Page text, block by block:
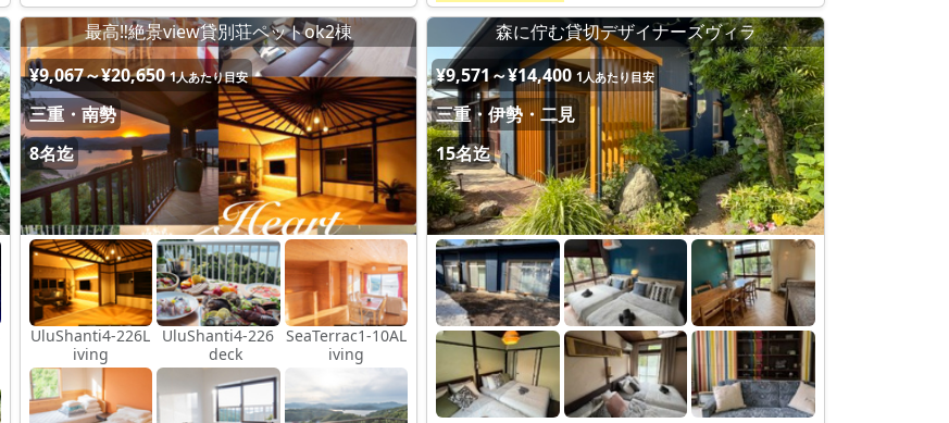
最高‼︎絶景view貸別荘ペットok2棟
¥9,067～¥20,650 1人あたり目安
三重・南勢
8名迄
UluShanti4-226L
iving
UluShanti4-226
deck
SeaTerrac1-10AL
iving
森に佇む貸切デザイナーズヴィラ
¥9,571～¥14,400 1人あたり目安
三重・伊勢・二見
15名迄